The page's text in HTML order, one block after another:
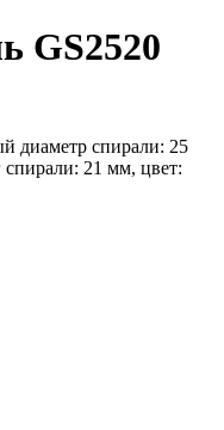
GS2520
диаметр спирали: 25
21 мм, цвет: